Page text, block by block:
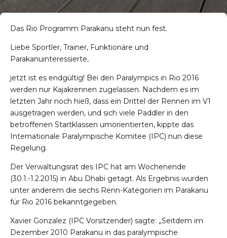
Das Rio Programm Parakanu steht nun fest.
Liebe Sportler, Trainer, Funktionäre und
Parakanuinteressierte,
jetzt ist es endgültig! Bei den Paralympics in Rio 2016
werden nur Kajakrennen zugelassen. Nachdem es im
letzten Jahr noch hieß, dass ein Drittel der Rennen im V1
ausgetragen werden, und sich viele Paddler in den
betroffenen Startklassen umorientierten, kippte das
Internationale Paralympische Komitee (IPC) nun diese
Regelung.
Der Verwaltungsrat des IPC hat am Wochenende
(30.1.-1.2.2015) in Abu Dhabi getagt. Als Ergebnis wurden
unter anderem die sechs Renn-Kategorien im Parakanu
für Rio 2016 bekanntgegeben.
Xavier Gonzalez (IPC Vorsitzender) sagte: „Seitdem im
Dezember 2010 Parakanu in das paralympische